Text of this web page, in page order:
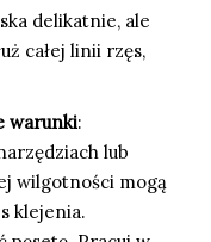
delikatnie, ale
całej linii rzęs,
warunki:
lub
wilgotności mogą
klejenia.